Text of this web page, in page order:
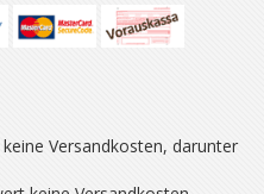
Versandkosten, darunter